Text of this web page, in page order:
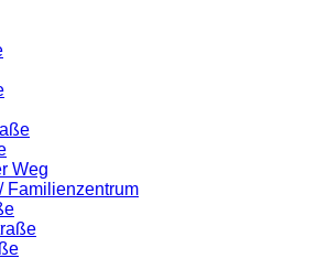
Weg
Familienzentrum